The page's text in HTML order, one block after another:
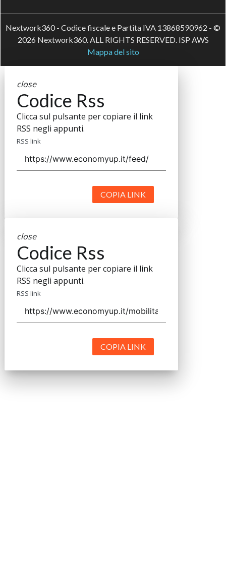
Nextwork360 - Codice fiscale e Partita IVA 13868590962 - ©
2026 Nextwork360. ALL RIGHTS RESERVED. ISP AWS
Mappa del sito
close
Codice Rss
Clicca sul pulsante per copiare il link
RSS negli appunti.
RSS link
COPIA LINK
close
Codice Rss
Clicca sul pulsante per copiare il link
RSS negli appunti.
RSS link
COPIA LINK